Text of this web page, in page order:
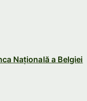
Națională a Belgiei